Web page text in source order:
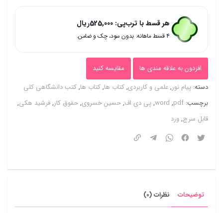
(حسین
خسروی
فرشید
هکی)
قابل
سرچ
هر قسط با ترب‌پی: 525,000ریال
۴ قسط ماهانه. بدون سود، چک و ضامن.
افزدون به علاقه مندی ها
مقایسه کنید
دسته: پیام نور,علمی و کاربردی,کتاب ها,کتاب ها,کتب دانشگاهی کلی
برچسب: pdf
,
word
,پی دی اف,حسین خسروی,حقوق کار,فرشید هکی,
قابل سرچ,ورد
توضیحات نظرات (0)